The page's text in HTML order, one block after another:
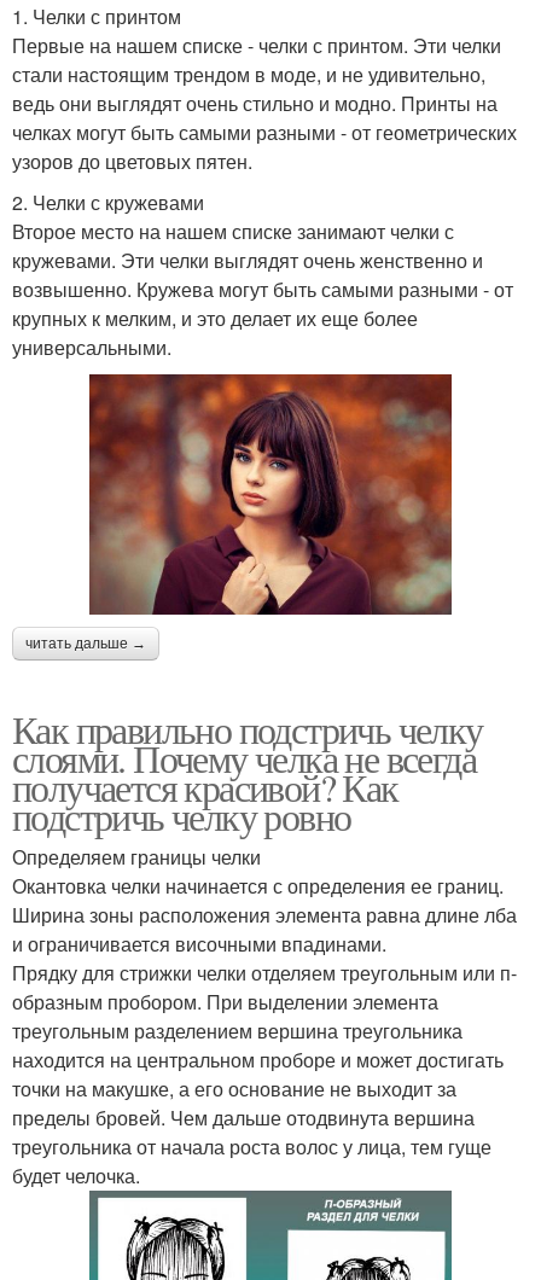
1. Челки с принтом
Первые на нашем списке - челки с принтом. Эти челки
стали настоящим трендом в моде, и не удивительно,
ведь они выглядят очень стильно и модно. Принты на
челках могут быть самыми разными - от геометрических
узоров до цветовых пятен.
2. Челки с кружевами
Второе место на нашем списке занимают челки с
кружевами. Эти челки выглядят очень женственно и
возвышенно. Кружева могут быть самыми разными - от
крупных к мелким, и это делает их еще более
универсальными.
читать дальше →
Как правильно подстричь челку
слоями. Почему челка не всегда
получается красивой? Как
подстричь челку ровно
Определяем границы челки
Окантовка челки начинается с определения ее границ.
Ширина зоны расположения элемента равна длине лба
и ограничивается височными впадинами.
Прядку для стрижки челки отделяем треугольным или п-
образным пробором. При выделении элемента
треугольным разделением вершина треугольника
находится на центральном проборе и может достигать
точки на макушке, а его основание не выходит за
пределы бровей. Чем дальше отодвинута вершина
треугольника от начала роста волос у лица, тем гуще
будет челочка.